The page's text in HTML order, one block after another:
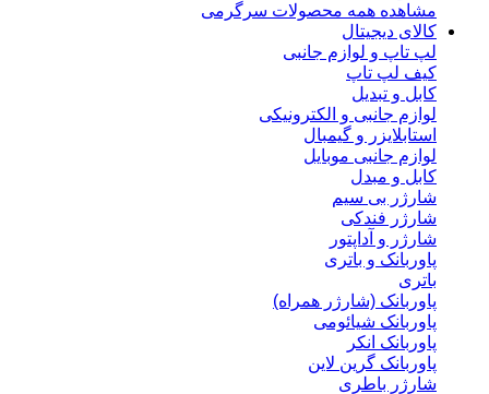
مشاهده همه محصولات سرگرمی
کالای دیجیتال
لپ تاپ و لوازم جانبی
کیف لپ تاپ
کابل و تبدیل
لوازم جانبی و الکترونیکی
استابلایزر و گیمبال
لوازم جانبی موبایل
کابل و مبدل
شارژر بی سیم
شارژر فندکی
شارژر و آداپتور
پاوربانک و باتری
باتری
پاوربانک (شارژر همراه)
پاوربانک شیائومی
پاوربانک انکر
پاوربانک گرین لاین
شارژر باطری